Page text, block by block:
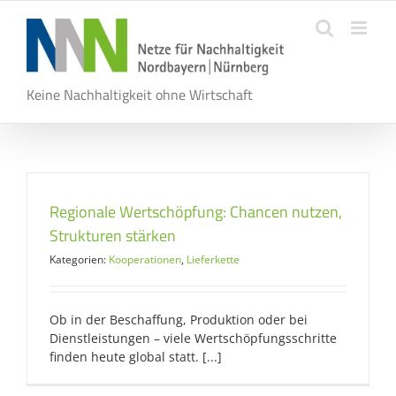
springen
Keine Nachhaltigkeit ohne Wirtschaft
Regionale Wertschöpfung: Chancen nutzen,
Strukturen stärken
Kategorien: Kooperationen, Lieferkette
Ob in der Beschaffung, Produktion oder bei
Dienstleistungen – viele Wertschöpfungsschritte
finden heute global statt. [...]